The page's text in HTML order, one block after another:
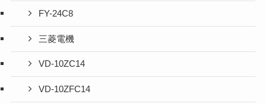
FY-24C8
三菱電機
VD-10ZC14
VD-10ZFC14